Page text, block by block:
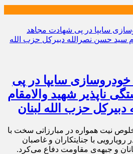
خودروسازی سایپا در پی
ناپذیر شهید والامقام
حزب الله لبنان
نیت همواره در مبارزاتی سخت با
با جنایتکاران و غاصبان
و جبهه‌ی مقاومت دفاع می‌کرد.